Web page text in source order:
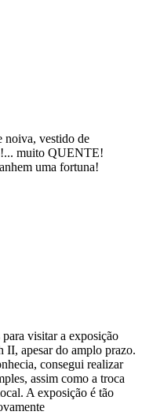
noiva, vestido de
muito QUENTE!
uma fortuna!
visitar a exposição
II, apesar do amplo prazo.
consegui realizar
assim como a troca
A exposição é tão